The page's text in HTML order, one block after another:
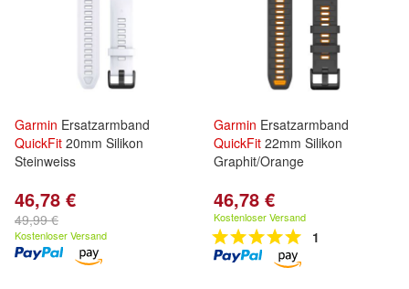
Garmin Ersatzarmband
QuickFit 20mm Silikon
Steinweiss
46,78 €
49,99 €
Kostenloser Versand
Garmin Ersatzarmband
QuickFit 22mm Silikon
Graphit/Orange
46,78 €
Kostenloser Versand
1